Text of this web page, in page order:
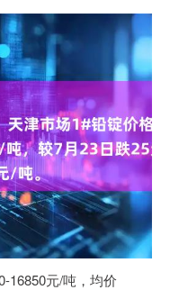
16850元/吨，均价